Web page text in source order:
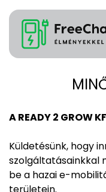
A READY 2 GROW
Küldetésünk, hogy
szolgáltatásainkkal
be a hazai e-
területein.